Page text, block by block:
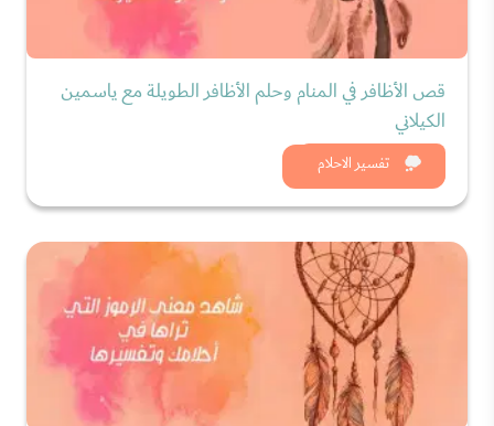
تفسير الاحلام
قص الأظافر في المنام وحلم الأظافر الطويلة مع ياسمين
الكيلاني
شاهد الان